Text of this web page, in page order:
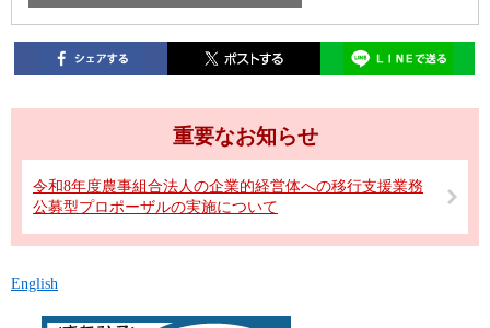
重要なお知らせ
令和8年度農事組合法人の企業的経営体への移行支援業務
公募型プロポーザルの実施について
English